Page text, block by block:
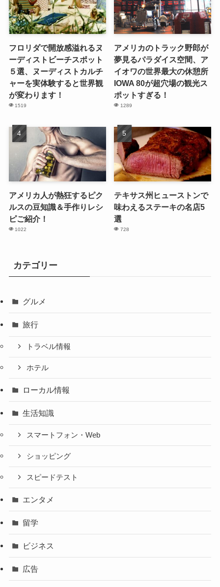
フロリダで開放感溢れるヌ
ーディストビーチスポット
５選、ヌーディストカルチ
ャーを実体験すると世界観
が変わります！
1519
アメリカのトラック野郎が
夢見るパラダイス空間、ア
イオワの世界最大の休憩所
IOWA 80が超穴場の観光ス
ポットすぎる！
1289
アメリカ人が熱狂するピク
ルスの豆知識＆手作りレシ
ピご紹介！
1022
テキサス州ヒューストンで
味わえるステーキの名店5
選
728
カテゴリー
グルメ
旅行
トラベル情報
ホテル
ローカル情報
生活知識
スマートフォン・Web
ショッピング
スピードテスト
エンタメ
留学
ビジネス
広告